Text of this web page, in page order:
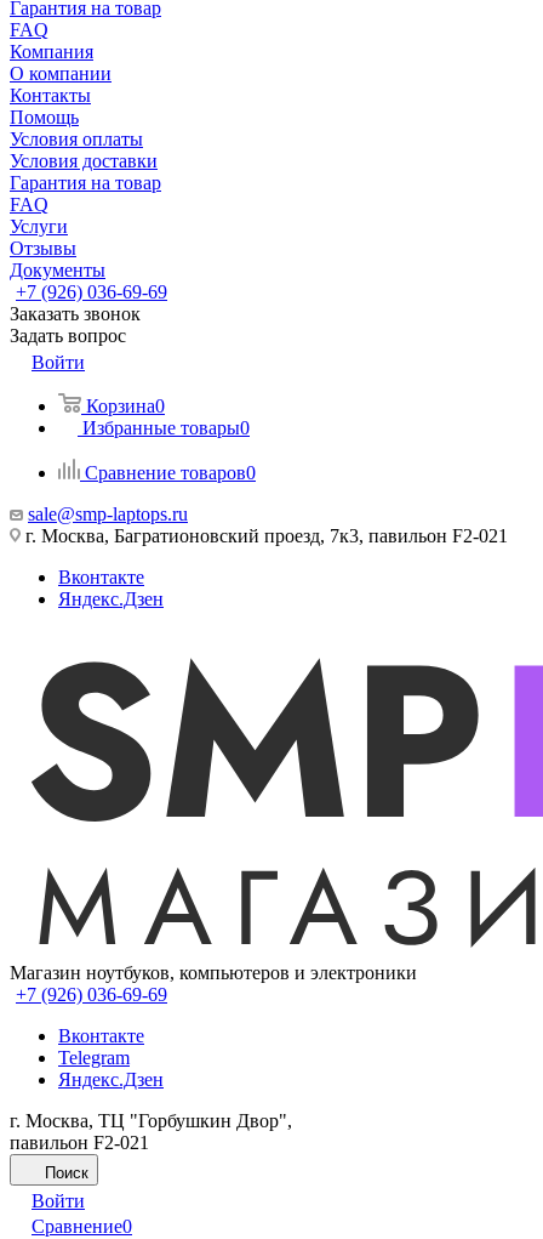
Гарантия на товар
FAQ
Компания
О компании
Контакты
Помощь
Условия оплаты
Условия доставки
Гарантия на товар
FAQ
Услуги
Отзывы
Документы
+7 (926) 036-69-69
Заказать звонок
Задать вопрос
Войти
Корзина0
Избранные товары0
Сравнение товаров0
sale@smp-laptops.ru
г. Москва, Багратионовский проезд, 7к3, павильон F2-021
Вконтакте
Яндекс.Дзен
Магазин ноутбуков, компьютеров и электроники
+7 (926) 036-69-69
Вконтакте
Telegram
Яндекс.Дзен
г. Москва, ТЦ "Горбушкин Двор",
павильон F2-021
Поиск
Войти
Сравнение0